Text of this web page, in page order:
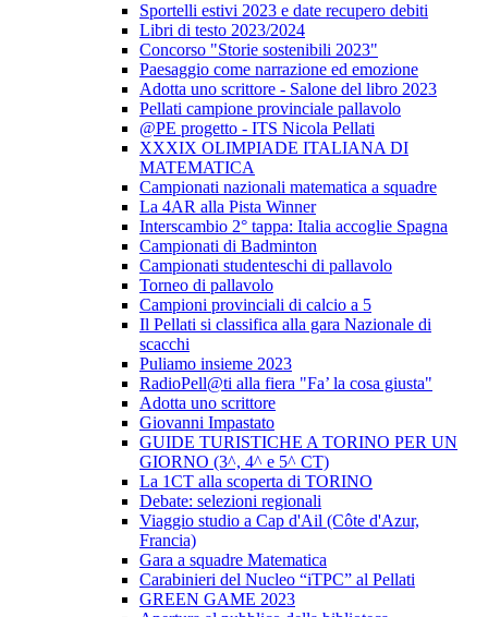
Sportelli estivi 2023 e date recupero debiti
Libri di testo 2023/2024
Concorso "Storie sostenibili 2023"
Paesaggio come narrazione ed emozione
Adotta uno scrittore - Salone del libro 2023
Pellati campione provinciale pallavolo
@PE progetto - ITS Nicola Pellati
XXXIX OLIMPIADE ITALIANA DI
MATEMATICA
Campionati nazionali matematica a squadre
La 4AR alla Pista Winner
Interscambio 2° tappa: Italia accoglie Spagna
Campionati di Badminton
Campionati studenteschi di pallavolo
Torneo di pallavolo
Campioni provinciali di calcio a 5
Il Pellati si classifica alla gara Nazionale di
scacchi
Puliamo insieme 2023
RadioPell@ti alla fiera "Fa’ la cosa giusta"
Adotta uno scrittore
Giovanni Impastato
GUIDE TURISTICHE A TORINO PER UN
GIORNO (3^, 4^ e 5^ CT)
La 1CT alla scoperta di TORINO
Debate: selezioni regionali
Viaggio studio a Cap d'Ail (Côte d'Azur,
Francia)
Gara a squadre Matematica
Carabinieri del Nucleo “iTPC” al Pellati
GREEN GAME 2023